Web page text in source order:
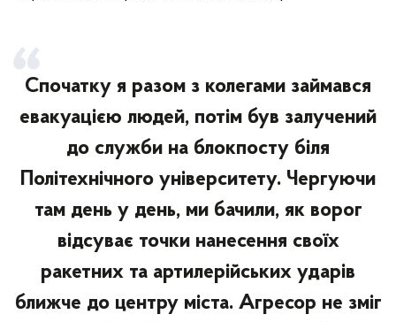
Спочатку я разом з колегами займався
евакуацією людей, потім був залучений
до служби на блокпосту біля
Політехнічного університету. Чергуючи
там день у день, ми бачили, як ворог
відсуває точки нанесення своїх
ракетних та артилерійських ударів
ближче до центру міста. Агресор не зміг